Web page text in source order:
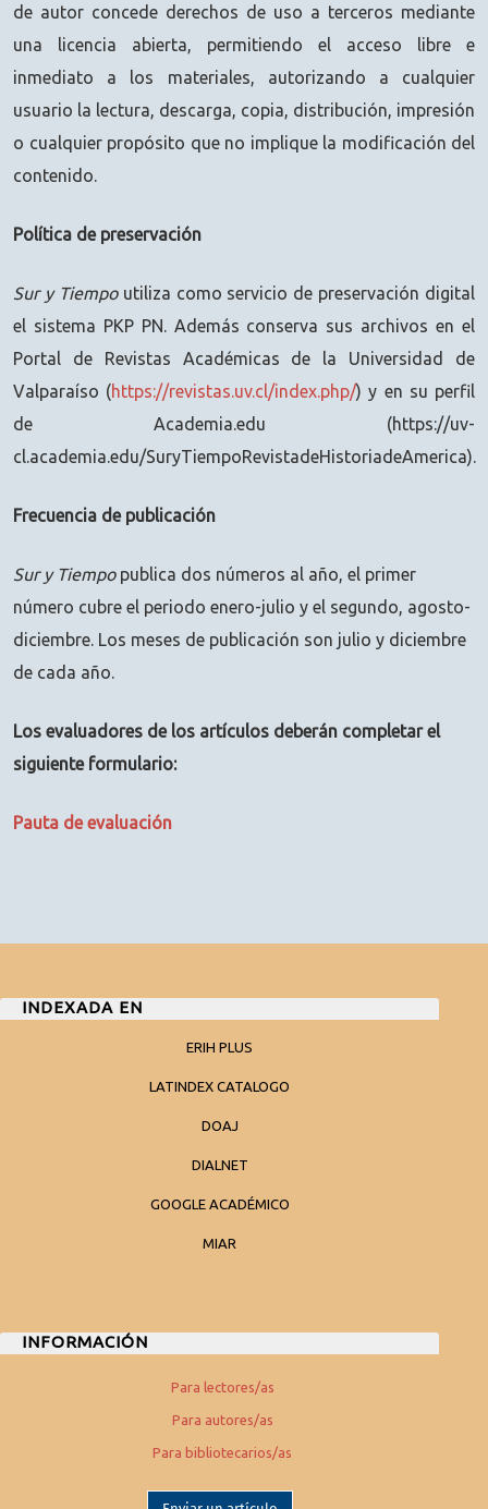
de autor concede derechos de uso a terceros mediante
una licencia abierta, permitiendo el acceso libre e
inmediato a los materiales, autorizando a cualquier
usuario la lectura, descarga, copia, distribución, impresión
o cualquier propósito que no implique la modificación del
contenido.
Política de preservación
Sur y Tiempoutiliza como servicio de preservación digital
el sistema PKP PN. Además conserva sus archivos en el
Portal de Revistas Académicas de la Universidad de
Valparaíso (https://revistas.uv.cl/index.php/) y en su perfil
de Academia.edu (https://uv-
cl.academia.edu/SuryTiempoRevistadeHistoriadeAmerica).
Frecuencia de publicación
Sur y Tiempopublica dos números al año, el primer
número cubre el periodo enero-julio y el segundo, agosto-
diciembre. Los meses de publicación son julio y diciembre
de cada año.
Los evaluadores de los artículos deberán completar el
siguiente formulario:
Pauta de evaluación
INDEXADA EN
ERIH PLUS
LATINDEX CATALOGO
DOAJ
DIALNET
GOOGLE ACADÉMICO
MIAR
INFORMACIÓN
Para lectores/as
Para autores/as
Para bibliotecarios/as